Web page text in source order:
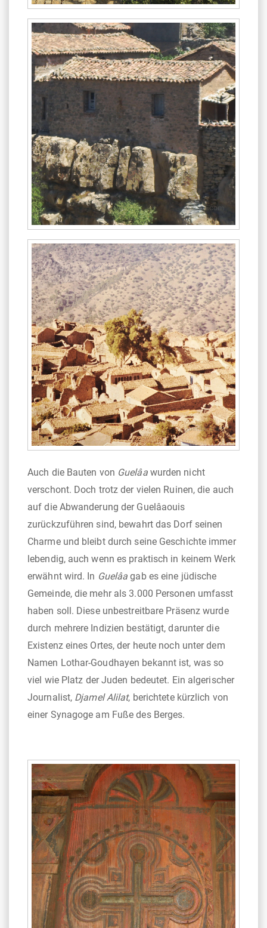
Auch die Bauten von Guelâawurden nicht
verschont. Doch trotz der vielen Ruinen, die auch
auf die Abwanderung der Guelâaouis
zurückzuführen sind, bewahrt das Dorf seinen
Charme und bleibt durch seine Geschichte immer
lebendig, auch wenn es praktisch in keinem Werk
erwähnt wird. In Guelâa gab es eine jüdische
Gemeinde, die mehr als 3.000 Personen umfasst
haben soll. Diese unbestreitbare Präsenz wurde
durch mehrere Indizien bestätigt, darunter die
Existenz eines Ortes, der heute noch unter dem
Namen Lothar-Goudhayen bekannt ist, was so
viel wie Platz der Juden bedeutet. Ein algerischer
Journalist, Djamel Alilat, berichtete kürzlich von
einer Synagoge am Fuße des Berges.